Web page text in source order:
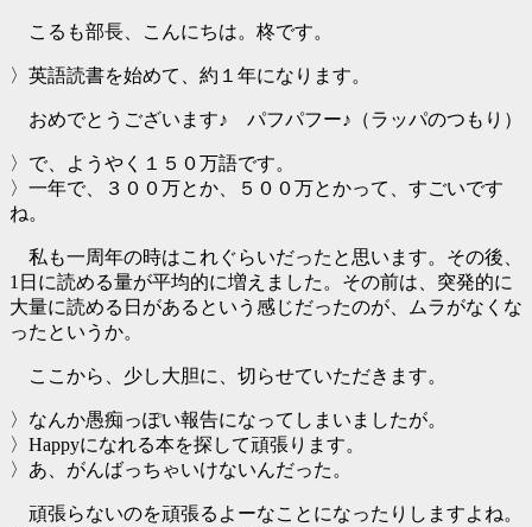
こるも部長、こんにちは。柊です。
〉英語読書を始めて、約１年になります。
おめでとうございます♪ パフパフー♪（ラッパのつもり）
〉で、ようやく１５０万語です。
〉一年で、３００万とか、５００万とかって、すごいです
ね。
私も一周年の時はこれぐらいだったと思います。その後、
1日に読める量が平均的に増えました。その前は、突発的に
大量に読める日があるという感じだったのが、ムラがなくな
ったというか。
ここから、少し大胆に、切らせていただきます。
〉なんか愚痴っぽい報告になってしまいましたが。
〉Happyになれる本を探して頑張ります。
〉あ、がんばっちゃいけないんだった。
頑張らないのを頑張るよーなことになったりしますよね。